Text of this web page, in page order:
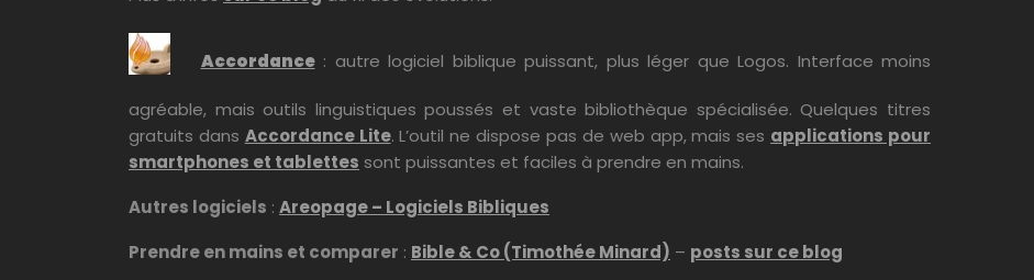
Accordance: autre logiciel biblique puissant, plus léger que Logos. Interface moins
agréable, mais outils linguistiques poussés et vaste bibliothèque spécialisée. Quelques titres
gratuits dans Accordance Lite. L’outil ne dispose pas de web app, mais ses applications pour
smartphones et tablettes sont puissantes et faciles à prendre en mains.
Autres logiciels : Areopage – Logiciels Bibliques
Prendre en mains et comparer : Bible & Co (Timothée Minard) – posts sur ce blog